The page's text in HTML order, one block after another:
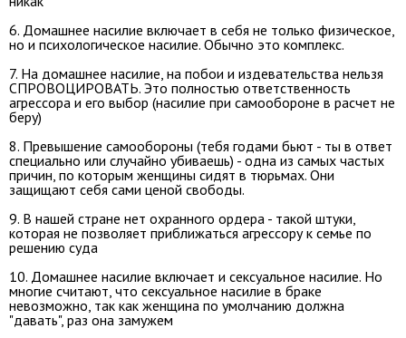
6. Домашнее насилие включает в себя не только физическое,
но и психологическое насилие. Обычно это комплекс.
7. На домашнее насилие, на побои и издевательства нельзя
СПРОВОЦИРОВАТЬ. Это полностью ответственность
агрессора и его выбор (насилие при самообороне в расчет не
беру)
8. Превышение самообороны (тебя годами бьют - ты в ответ
специально или случайно убиваешь) - одна из самых частых
причин, по которым женщины сидят в тюрьмах. Они
защищают себя сами ценой свободы.
9. В нашей стране нет охранного ордера - такой штуки,
которая не позволяет приближаться агрессору к семье по
решению суда
10. Домашнее насилие включает и сексуальное насилие. Но
многие считают, что сексуальное насилие в браке
невозможно, так как женщина по умолчанию должна
"давать", раз она замужем